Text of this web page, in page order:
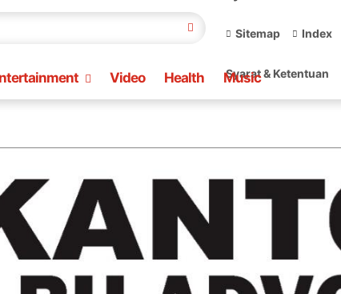
Sitemap Index
Syarat & Ketentuan
Video Health Music